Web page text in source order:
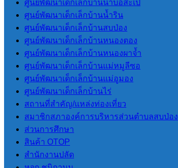
ศูนย์พัฒนาเด็กเล็กบ้านน้ำบ่อสะเป่
ศูนย์พัฒนาเด็กเล็กบ้านน้ำริน
ศูนย์พัฒนาเด็กเล็กบ้านสบป่อง
ศูนย์พัฒนาเด็กเล็กบ้านหนองตอง
ศูนย์พัฒนาเด็กเล็กบ้านหนองผาจ้ำ
ศูนย์พัฒนาเด็กเล็กบ้านแม่หมูลีซอ
ศูนย์พัฒนาเด็กเล็กบ้านแม่อูมอง
ศูนย์พัฒนาเด็กเล็กบ้านไร่
สถานที่สําคัญ/แหล่งท่องเที่ยว
สมาชิกสภาองค์การบริหารส่วนตําบลสบป่อง
ส่วนการศึกษา
สินค้า OTOP
สํานักงานปลัด